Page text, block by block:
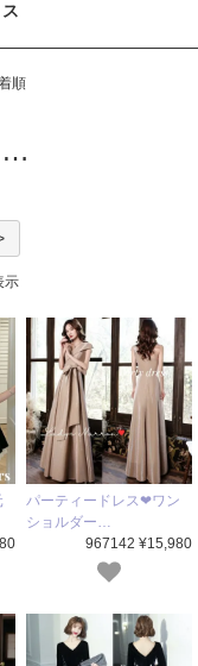
順
…
示
パーティードレス❤ワン
ショルダー…
967142 ¥15,980